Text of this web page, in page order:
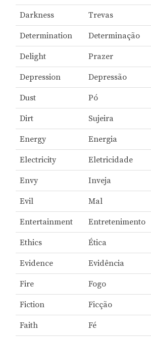
Darkness Trevas
Determination Determinação
Delight Prazer
Depression Depressão
Dust Pó
Dirt Sujeira
Energy Energia
Electricity Eletricidade
Envy Inveja
Evil Mal
Entertainment Entretenimento
Ethics Ética
Evidence Evidência
Fire Fogo
Fiction Ficção
Faith Fé